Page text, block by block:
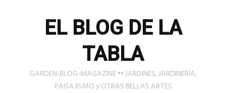
EL BLOG DE LA
TABLA
GARDEN-BLOG-MAGAZINE •• JARDINES, JARDINERÍA,
PAISAJISMO y OTRAS BELLAS ARTES